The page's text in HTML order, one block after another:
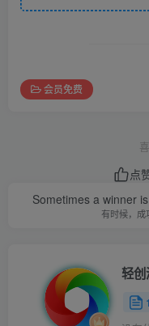
会员免费
点
Sometimes a winner
有时候，成
轻创